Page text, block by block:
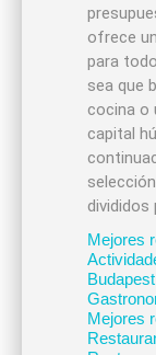
ofrece
para
sea que
cocina o
capital
divididos
Mejores
Mejores